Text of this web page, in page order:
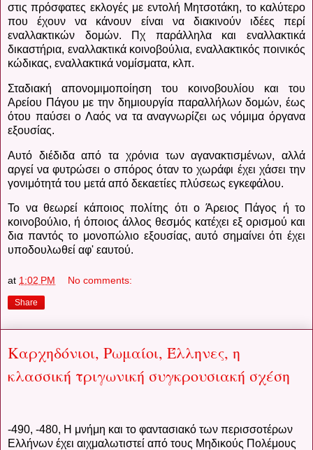
στις πρόσφατες εκλογές με εντολή Μητσοτάκη, το καλύτερο
που έχουν να κάνουν είναι να διακινούν ιδέες περί
εναλλακτικών δομών. Πχ παράλληλα και εναλλακτικά
δικαστήρια, εναλλακτικά κοινοβούλια, εναλλακτικός ποινικός
κώδικας, εναλλακτικά νομίσματα, κλπ.
Σταδιακή απονομιμοποίηση του κοινοβουλίου και του
Αρείου Πάγου με την δημιουργία παραλλήλων δομών, έως
ότου παύσει ο Λαός να τα αναγνωρίζει ως νόμιμα όργανα
εξουσίας.
Αυτό διέδιδα από τα χρόνια των αγανακτισμένων, αλλά
αργεί να φυτρώσει ο σπόρος όταν το χωράφι έχει χάσει την
γονιμότητά του μετά από δεκαετίες πλύσεως εγκεφάλου.
Το να θεωρεί κάποιος πολίτης ότι ο Άρειος Πάγος ή το
κοινοβούλιο, ή όποιος άλλος θεσμός κατέχει εξ ορισμού και
δια παντός το μονοπώλιο εξουσίας, αυτό σημαίνει ότι έχει
υποδουλωθεί αφ' εαυτού.
at 1:02 PM No comments:
Share
Καρχηδόνιοι, Ρωμαίοι, Έλληνες, η
κλασσική τριγωνική συγκρουσιακή σχέση
-490, -480, Η μνήμη και το φαντασιακό των περισσοτέρων
Ελλήνων έχει αιχμαλωτιστεί από τους Μηδικούς Πολέμους